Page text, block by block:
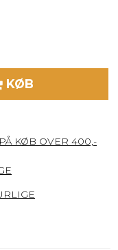
KØB
KØB OVER 400,-